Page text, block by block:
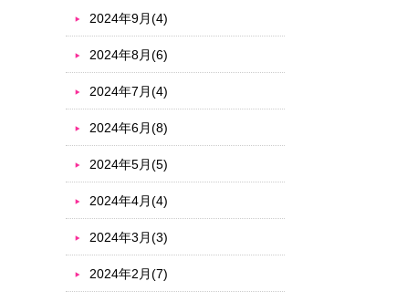
2024年9月(4)
2024年8月(6)
2024年7月(4)
2024年6月(8)
2024年5月(5)
2024年4月(4)
2024年3月(3)
2024年2月(7)